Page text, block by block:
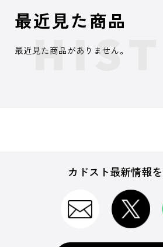
最近見た商品
最近見た商品がありません。
カドスト最新情報